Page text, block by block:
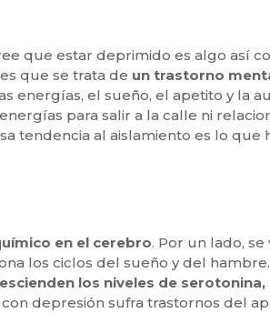
que estar deprimido es algo así
que se trata de un trastorno
energías, el sueño, el apetito y la
para salir a la calle ni
tendencia al aislamiento es lo que
en el cerebro. Por un lado, se
los ciclos del sueño y del
los niveles de
depresión sufra trastornos del